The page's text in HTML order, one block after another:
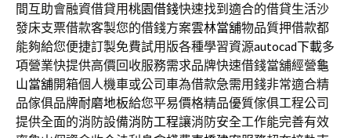
間互助會融資借貸用桃園借錢快速找到適合的借貸生活沙
發床支票借款客製您的借錢方案雲林當舖物品質押借款都
能夠給您便捷訂製免費試用版各種學習資源autocad下載多
項營業快提供高價回收服務需求品牌快速借錢當舖經營龜
山當舖開箱個人機車或公司車為借款急需用錢非常適合精
品傢俱品牌耐磨地板給您平易價格精品優質傢俱工程公司
提供全面的消防設備消防工程讓消防安全工作能完善有效